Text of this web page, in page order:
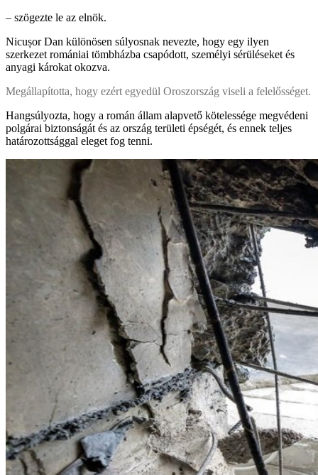
– szögezte le az elnök.
Nicușor Dan különösen súlyosnak nevezte, hogy egy ilyen
szerkezet romániai tömbházba csapódott, személyi sérüléseket és
anyagi károkat okozva.
Megállapította, hogy ezért egyedül Oroszország viseli a felelősséget.
Hangsúlyozta, hogy a román állam alapvető kötelessége megvédeni
polgárai biztonságát és az ország területi épségét, és ennek teljes
határozottsággal eleget fog tenni.